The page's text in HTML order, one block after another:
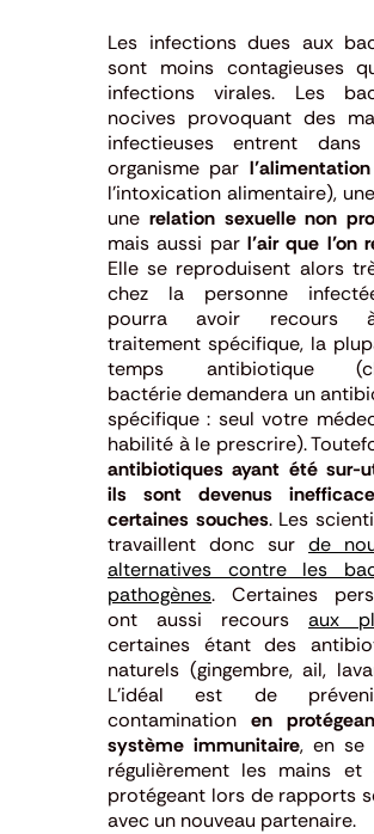
Les infections dues aux
sont moins contagieuses
infections virales. Les
nocives provoquant des
infectieuses entrent dans
organisme par l’alimentation
l’intoxication alimentaire), une
une relation sexuelle non
mais aussi par l’air que l’on
Elle se reproduisent alors
chez la personne
pourra avoir recours
traitement spécifique, la
temps antibiotique
bactérie demandera un
spécifique : seul votre
habilité à le prescrire).
antibiotiques ayant été sur-
ils sont devenus
certaines souches. Les
travaillent donc sur de
alternatives contre les
pathogènes. Certaines
ont aussi recours aux
certaines étant des
naturels (gingembre, ail,
L’idéal est de
contamination en
système immunitaire, en se
régulièrement les mains et
protégeant lors de rapports
avec un nouveau partenaire.